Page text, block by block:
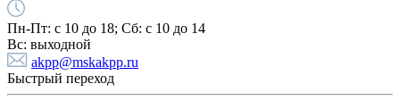
Пн-Пт: с 10 до 18; Cб: с 10 до 14
Вс: выходной
akpp@mskakpp.ru
Быстрый переход